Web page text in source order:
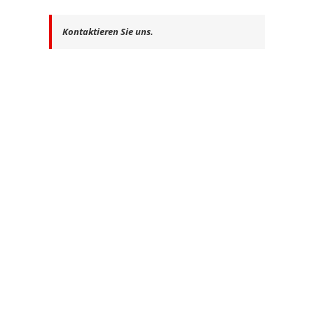
Kontaktieren Sie uns.